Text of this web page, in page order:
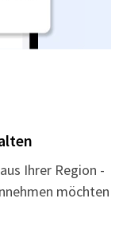
Ihrer Region -
möchten